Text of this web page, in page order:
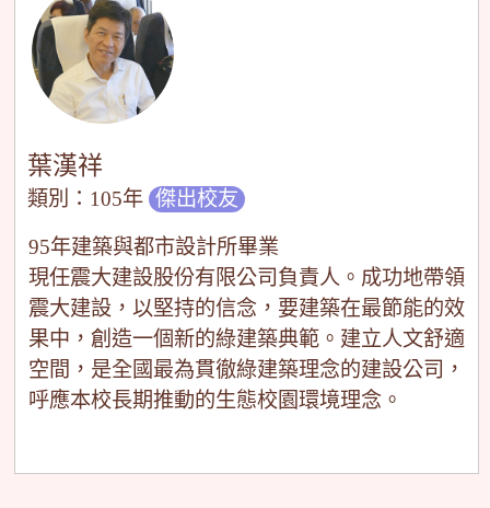
葉漢祥
類別：105年 傑出校友
95年建築與都市設計所畢業
現任震大建設股份有限公司負責人。成功地帶領
震大建設，以堅持的信念，要建築在最節能的效
果中，創造一個新的綠建築典範。建立人文舒適
空間，是全國最為貫徹綠建築理念的建設公司，
呼應本校長期推動的生態校園環境理念。